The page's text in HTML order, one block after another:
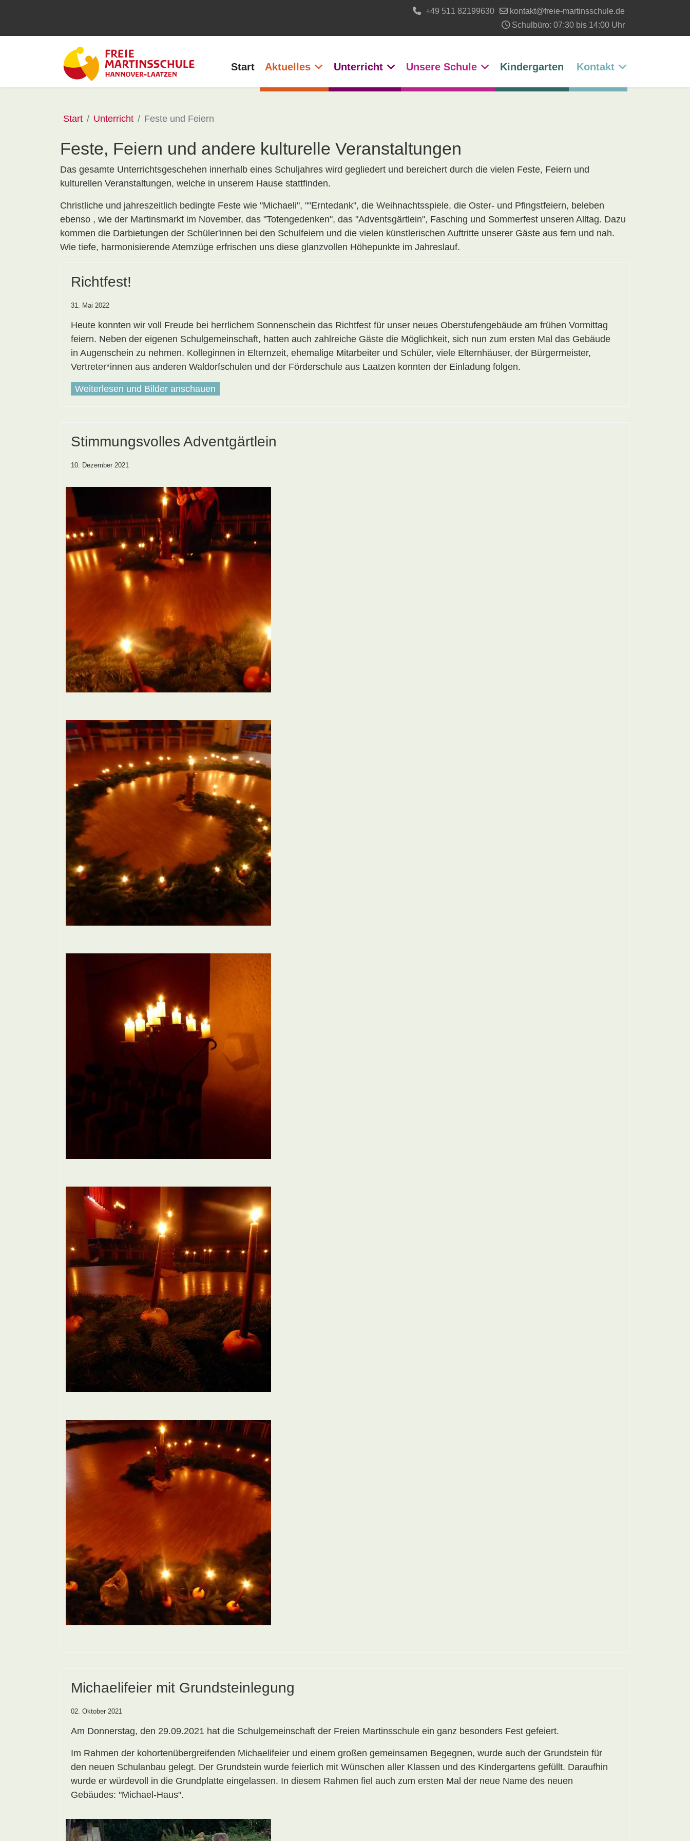
+49 511 82199630
kontakt@freie-martinsschule.de
Schulbüro: 07:30 bis 14:00 Uhr
Start Aktuelles Unterricht Unsere Schule Kindergarten Kontakt
Start Unterricht Feste und Feiern
Feste, Feiern und andere kulturelle Veranstaltungen
Das gesamte Unterrichtsgeschehen innerhalb eines Schuljahres wird gegliedert und bereichert durch die vielen Feste, Feiern und
kulturellen Veranstaltungen, welche in unserem Hause stattfinden.
Christliche und jahreszeitlich bedingte Feste wie "Michaeli", ""Erntedank", die Weihnachtsspiele, die Oster- und Pfingstfeiern, beleben
ebenso , wie der Martinsmarkt im November, das "Totengedenken", das "Adventsgärtlein", Fasching und Sommerfest unseren Alltag. Dazu
kommen die Darbietungen der Schüler'innen bei den Schulfeiern und die vielen künstlerischen Auftritte unserer Gäste aus fern und nah.
Wie tiefe, harmonisierende Atemzüge erfrischen uns diese glanzvollen Höhepunkte im Jahreslauf.
Richtfest!
31. Mai 2022
Heute konnten wir voll Freude bei herrlichem Sonnenschein das Richtfest für unser neues Oberstufengebäude am frühen Vormittag
feiern. Neben der eigenen Schulgemeinschaft, hatten auch zahlreiche Gäste die Möglichkeit, sich nun zum ersten Mal das Gebäude
in Augenschein zu nehmen. Kolleginnen in Elternzeit, ehemalige Mitarbeiter und Schüler, viele Elternhäuser, der Bürgermeister,
Vertreter*innen aus anderen Waldorfschulen und der Förderschule aus Laatzen konnten der Einladung folgen.
Weiterlesen und Bilder anschauen
Stimmungsvolles Adventgärtlein
10. Dezember 2021
Michaelifeier mit Grundsteinlegung
02. Oktober 2021
Am Donnerstag, den 29.09.2021 hat die Schulgemeinschaft der Freien Martinsschule ein ganz besonders Fest gefeiert.
Im Rahmen der kohortenübergreifenden Michaelifeier und einem großen gemeinsamen Begegnen, wurde auch der Grundstein für
den neuen Schulanbau gelegt. Der Grundstein wurde feierlich mit Wünschen aller Klassen und des Kindergartens gefüllt. Daraufhin
wurde er würdevoll in die Grundplatte eingelassen. In diesem Rahmen fiel auch zum ersten Mal der neue Name des neuen
Gebäudes: "Michael-Haus".